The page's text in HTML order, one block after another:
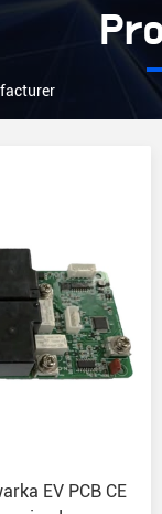
EV PCB CE